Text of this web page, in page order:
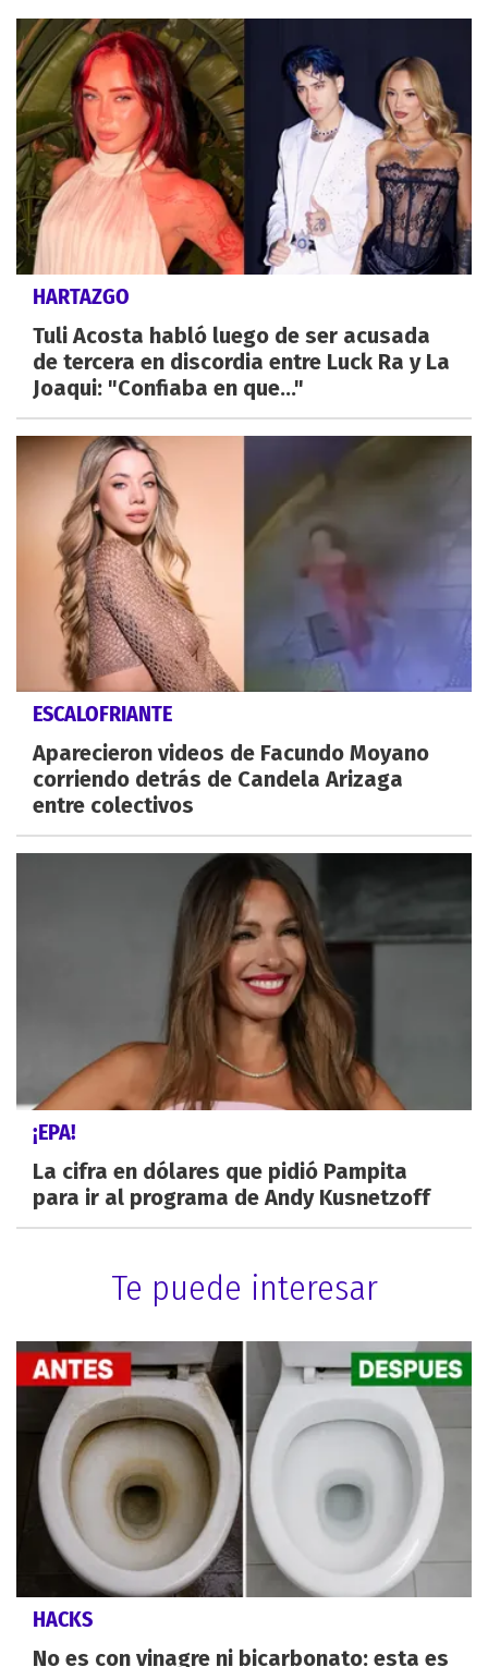
HARTAZGO
Tuli Acosta habló luego de ser acusada
de tercera en discordia entre Luck Ra y La
Joaqui: "Confiaba en que..."
ESCALOFRIANTE
Aparecieron videos de Facundo Moyano
corriendo detrás de Candela Arizaga
entre colectivos
¡EPA!
La cifra en dólares que pidió Pampita
para ir al programa de Andy Kusnetzoff
Te puede interesar
HACKS
No es con vinagre ni bicarbonato: esta es